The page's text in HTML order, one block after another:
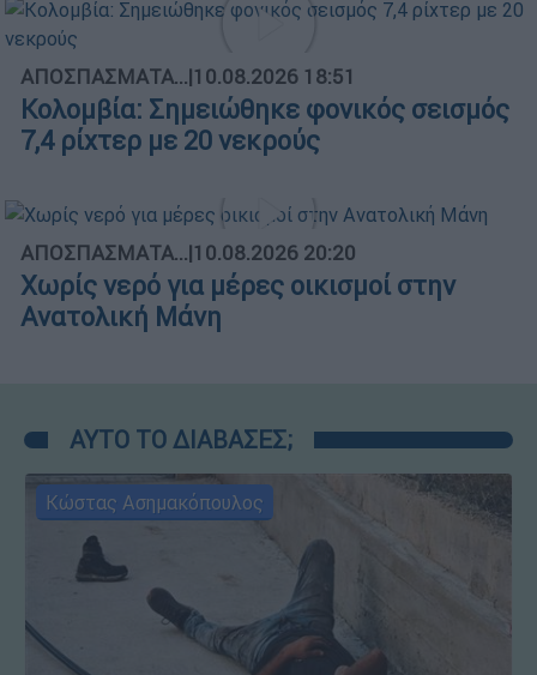
ΑΠΟΣΠΑΣΜΑΤΑ...|10.08.2026 18:51
Κολομβία: Σημειώθηκε φονικός σεισμός
7,4 ρίχτερ με 20 νεκρούς
ΑΠΟΣΠΑΣΜΑΤΑ...|10.08.2026 20:20
Χωρίς νερό για μέρες οικισμοί στην
Ανατολική Μάνη
ΑΥΤΟ ΤΟ ΔΙΑΒΑΣΕΣ;
Κώστας Ασημακόπουλος